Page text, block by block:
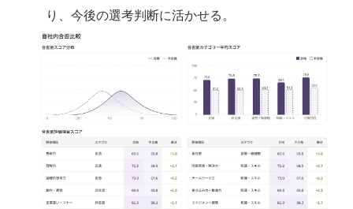
り、今後の選考判断に活かせる。